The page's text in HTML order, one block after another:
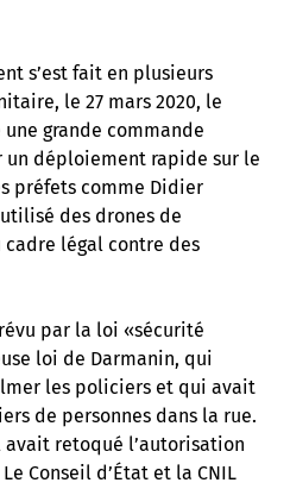
s’est fait en plusieurs
le 27 mars 2020, le
grande commande
un déploiement rapide sur le
préfets comme Didier
des drones de
légal contre des
par la loi «sécurité
loi de Darmanin, qui
les policiers et qui avait
de personnes dans la rue.
retoqué l’autorisation
Conseil d’État et la CNIL